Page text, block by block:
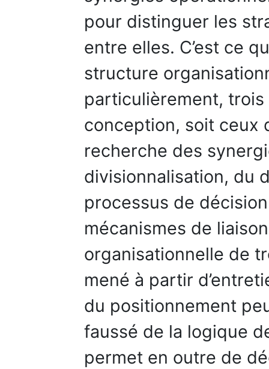
pour distinguer les
entre elles. C’est ce
structure
particulièrement,
conception, soit ceux
recherche des
divisionnalisation, du
processus de
mécanismes de
organisationnelle de
mené à partir
du positionnement
faussé de la logique
permet en outre de